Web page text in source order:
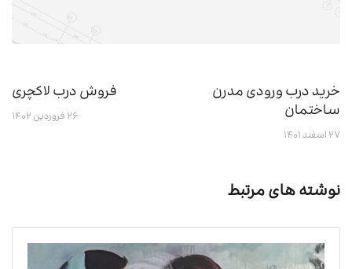
خرید درب ورودی مدرن
ساختمان
۲۷ اسفند ۱۴۰۱
فروش درب لاکچری
۲۶ فروردین ۱۴۰۲
نوشته های مرتبط